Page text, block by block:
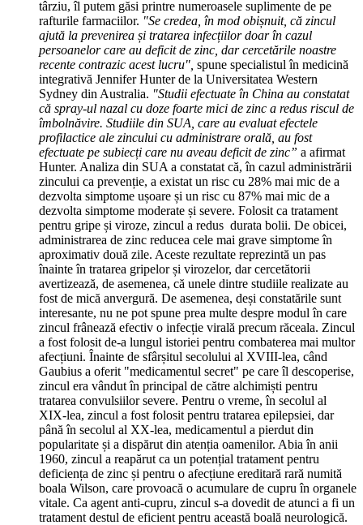
târziu, îl putem găsi printre numeroasele suplimente de pe
rafturile farmaciilor. "Se credea, în mod obișnuit, că zincul
ajută la prevenirea și tratarea infecțiilor doar în cazul
persoanelor care au deficit de zinc, dar cercetările noastre
recente contrazic acest lucru", spune specialistul în medicină
integrativă Jennifer Hunter de la Universitatea Western
Sydney din Australia. "Studii efectuate în China au constatat
că spray-ul nazal cu doze foarte mici de zinc a redus riscul de
îmbolnăvire. Studiile din SUA, care au evaluat efectele
profilactice ale zincului cu administrare orală, au fost
efectuate pe subiecți care nu aveau deficit de zinc” a afirmat
Hunter. Analiza din SUA a constatat că, în cazul administrării
zincului ca prevenție, a existat un risc cu 28% mai mic de a
dezvolta simptome ușoare și un risc cu 87% mai mic de a
dezvolta simptome moderate și severe. Folosit ca tratament
pentru gripe și viroze, zincul a redus durata bolii. De obicei,
administrarea de zinc reducea cele mai grave simptome în
aproximativ două zile. Aceste rezultate reprezintă un pas
înainte în tratarea gripelor și virozelor, dar cercetătorii
avertizează, de asemenea, că unele dintre studiile realizate au
fost de mică anvergură. De asemenea, deși constatările sunt
interesante, nu ne pot spune prea multe despre modul în care
zincul frânează efectiv o infecție virală precum răceala. Zincul
a fost folosit de-a lungul istoriei pentru combaterea mai multor
afecțiuni. Înainte de sfârșitul secolului al XVIII-lea, când
Gaubius a oferit "medicamentul secret" pe care îl descoperise,
zincul era vândut în principal de către alchimiști pentru
tratarea convulsiilor severe. Pentru o vreme, în secolul al
XIX-lea, zincul a fost folosit pentru tratarea epilepsiei, dar
până în secolul al XX-lea, medicamentul a pierdut din
popularitate și a dispărut din atenția oamenilor. Abia în anii
1960, zincul a reapărut ca un potențial tratament pentru
deficiența de zinc și pentru o afecțiune ereditară rară numită
boala Wilson, care provoacă o acumulare de cupru în organele
vitale. Ca agent anti-cupru, zincul s-a dovedit de atunci a fi un
tratament destul de eficient pentru această boală neurologică.